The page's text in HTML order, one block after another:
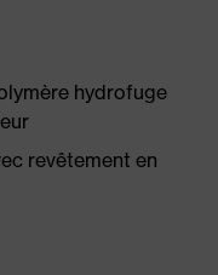
hydrofuge
revêtement en